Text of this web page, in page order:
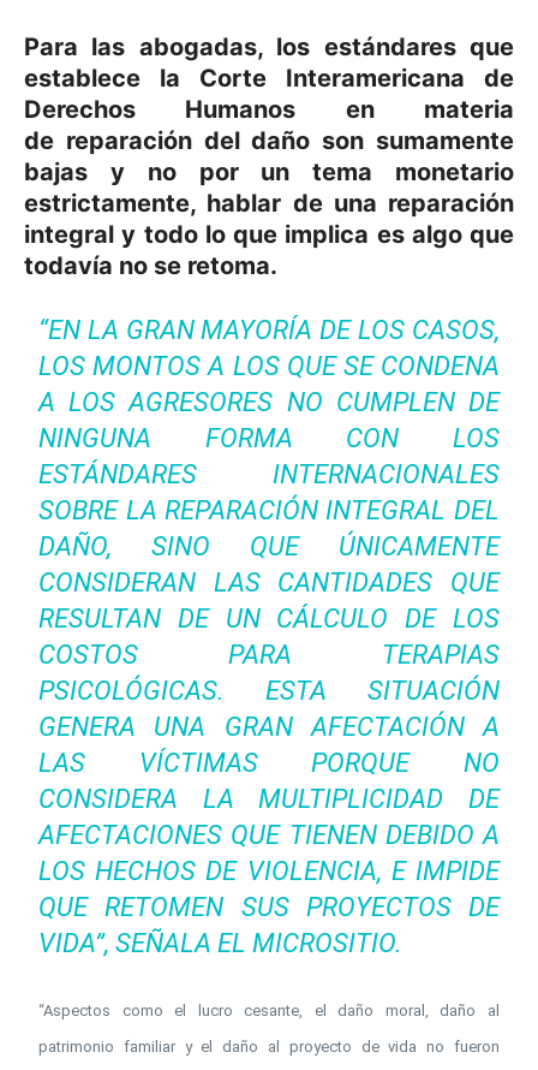
Para las abogadas, los estándares que
establece la Corte Interamericana de
Derechos Humanos en materia
de reparación del daño son sumamente
bajas y no por un tema monetario
estrictamente, hablar de una reparación
integral y todo lo que implica es algo que
todavía no se retoma.
“EN LA GRAN MAYORÍA DE LOS CASOS,
LOS MONTOS A LOS QUE SE CONDENA
A LOS AGRESORES NO CUMPLEN DE
NINGUNA FORMA CON LOS
ESTÁNDARES INTERNACIONALES
SOBRE LA REPARACIÓN INTEGRAL DEL
DAÑO, SINO QUE ÚNICAMENTE
CONSIDERAN LAS CANTIDADES QUE
RESULTAN DE UN CÁLCULO DE LOS
COSTOS PARA TERAPIAS
PSICOLÓGICAS. ESTA SITUACIÓN
GENERA UNA GRAN AFECTACIÓN A
LAS VÍCTIMAS PORQUE NO
CONSIDERA LA MULTIPLICIDAD DE
AFECTACIONES QUE TIENEN DEBIDO A
LOS HECHOS DE VIOLENCIA, E IMPIDE
QUE RETOMEN SUS PROYECTOS DE
VIDA”, SEÑALA EL MICROSITIO.
“Aspectos como el lucro cesante, el daño moral, daño al
patrimonio familiar y el daño al proyecto de vida no fueron